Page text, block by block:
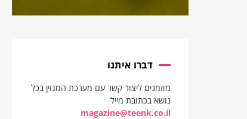
דברו איתנו
מוזמנים ליצור קשר עם מערכת המגזין בכל
נושא בכתובת מייל
magazine@teenk.co.il